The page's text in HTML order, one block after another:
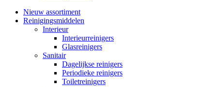
Nieuw assortiment
Reinigingsmiddelen
Interieur
Interieurreinigers
Glasreinigers
Sanitair
Dagelijkse reinigers
Periodieke reinigers
Toiletreinigers